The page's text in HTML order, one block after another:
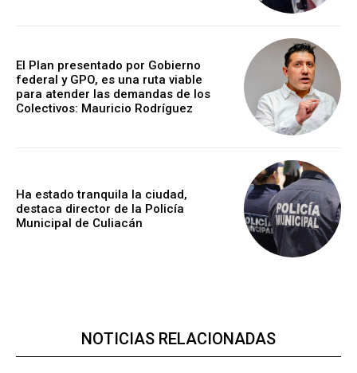
El Plan presentado por Gobierno
federal y GPO, es una ruta viable
para atender las demandas de los
Colectivos: Mauricio Rodríguez
Ha estado tranquila la ciudad,
destaca director de la Policía
Municipal de Culiacán
NOTICIAS RELACIONADAS